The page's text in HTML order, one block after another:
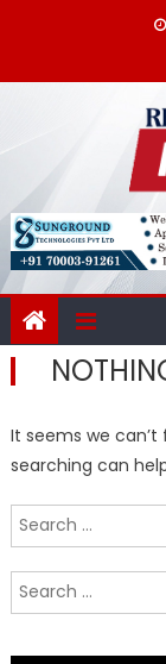
It seems we can’t
searching can
Search
for:
Search
for: